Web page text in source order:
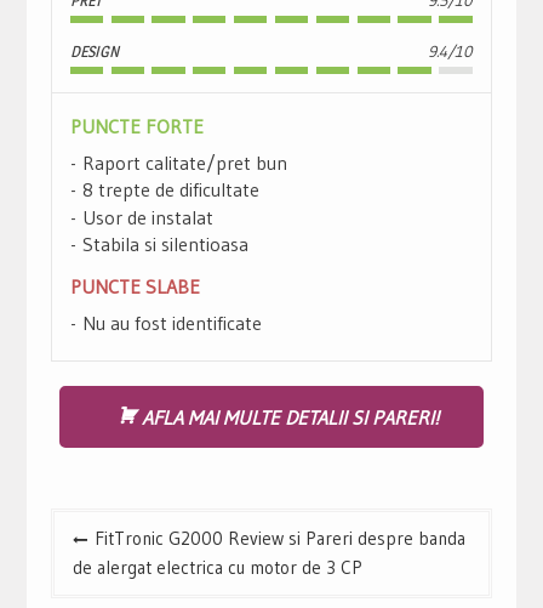
DESIGN 9.4/10
PUNCTE FORTE
Raport calitate/pret bun
8 trepte de dificultate
Usor de instalat
Stabila si silentioasa
PUNCTE SLABE
Nu au fost identificate
AFLA MAI MULTE DETALII SI PARERI!
NavigareFitTronic G2000 Review si Pareri despre banda
de alergat electrica cu motor de 3 CP